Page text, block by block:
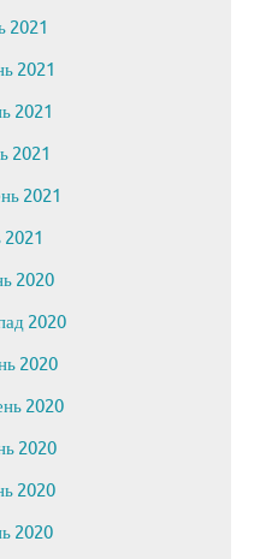
2021
2021
2021
2021
2021
2021
2020
2020
2020
2020
2020
2020
2020